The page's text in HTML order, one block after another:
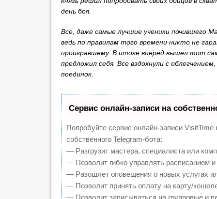
день боя.
Все, даже самые лучшие ученики почившего
ведь по правилам того времени никто не
проигравшему. В итоге вперед вышел тот
предложил себя. Все вздохнули с
поединок.
Сервис онлайн-записи на
Попробуйте сервис онлайн-записи VisitTime
собственного Telegram-бота:
— Разгрузит мастера, специалиста или
— Позволит гибко управлять расписанием и
— Разошлет оповещения о новых услугах
— Позволит принять оплату на карту/
— Позволит записываться на групповые и